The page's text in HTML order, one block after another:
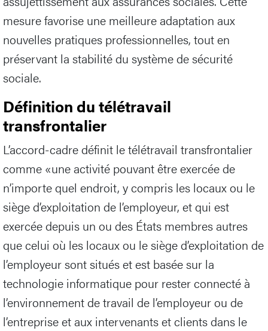
mesure favorise une meilleure adaptation aux
nouvelles pratiques professionnelles, tout en
préservant la stabilité du système de sécurité
sociale.
Définition du télétravail
transfrontalier
L’accord-cadre définit le télétravail transfrontalier
comme «une activité pouvant être exercée de
n’importe quel endroit, y compris les locaux ou le
siège d’exploitation de l’employeur, et qui est
exercée depuis un ou des États membres autres
que celui où les locaux ou le siège d’exploitation de
l’employeur sont situés et est basée sur la
technologie informatique pour rester connecté à
l’environnement de travail de l’employeur ou de
l’entreprise et aux intervenants et clients dans le